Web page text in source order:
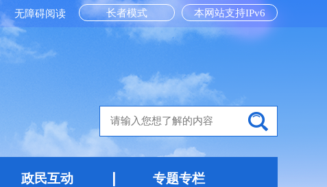
本网站支持IPv6
长者模式
无障碍阅读
政民互动 专题专栏